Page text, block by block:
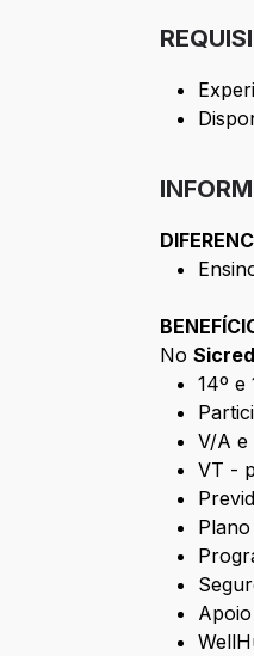
No
14º e
V/A e
VT -